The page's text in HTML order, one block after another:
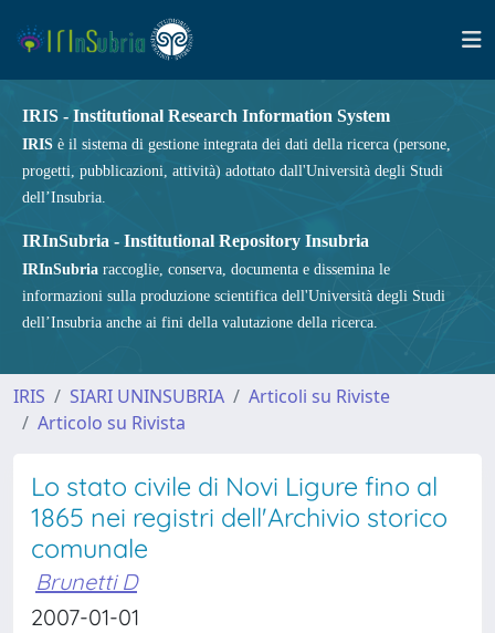
IRIS - Institutional Research Information System
IRIS è il sistema di gestione integrata dei dati della ricerca (persone,
progetti, pubblicazioni, attività) adottato dall'Università degli Studi
dell’Insubria.
IRInSubria - Institutional Repository Insubria
IRInSubria raccoglie, conserva, documenta e dissemina le
informazioni sulla produzione scientifica dell'Università degli Studi
dell’Insubria anche ai fini della valutazione della ricerca.
IRIS SIARI UNINSUBRIA
Articoli su Riviste
Articolo su Rivista
Lo stato civile di Novi Ligure fino al
1865 nei registri dell'Archivio storico
comunale
Brunetti D
2007-01-01